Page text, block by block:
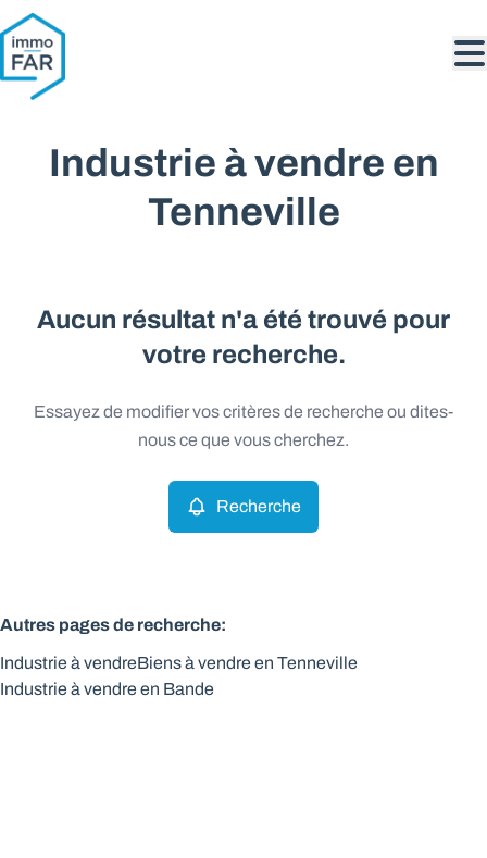
Aller au contenu principal
Industrie à vendre en
Tenneville
Aucun résultat n'a été trouvé pour
votre recherche.
Essayez de modifier vos critères de recherche ou dites-
nous ce que vous cherchez.
Recherche
Autres pages de recherche:
Industrie à vendreBiens à vendre en Tenneville
Industrie à vendre en Bande